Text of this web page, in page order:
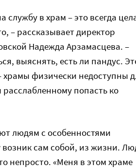
в храм – это всегда
– рассказывает директор
Надежда Арзамасцева. –
выяснять, есть ли пандус.
храмы физически недоступны
попасть ко
людям с особенностями
возник сам собой, из жизни.
непросто. «Меня в этом храме